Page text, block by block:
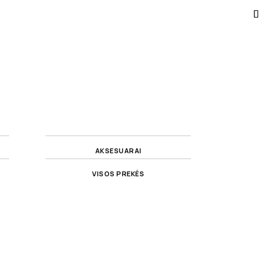
AKSESUARAI
VISOS PREKĖS